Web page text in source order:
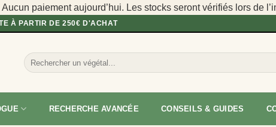
Aucun paiement aujourd’hui. Les stocks seront vérifiés lors de
À PARTIR DE 250€ D'ACHAT
Recherche
pour :
RECHERCHE AVANCÉE CONSEILS & GUIDES